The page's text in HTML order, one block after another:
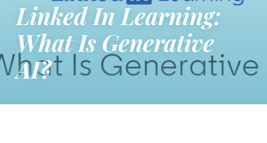
Linked In Learning:
What Is Generative
AI?